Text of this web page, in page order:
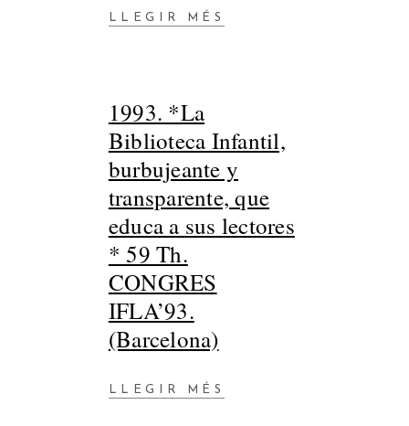
LLEGIR MÉS
1993. *La
Biblioteca Infantil,
burbujeante y
transparente, que
educa a sus lectores
* 59 Th.
CONGRES
IFLA’93.
(Barcelona)
LLEGIR MÉS